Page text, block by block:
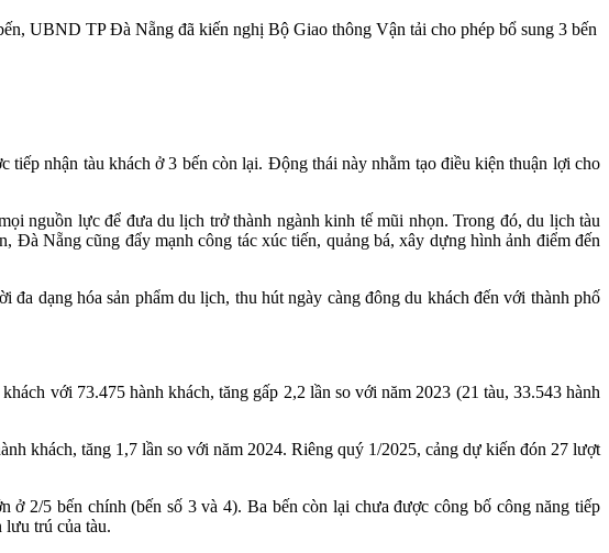
UBND TP Đà Nẵng đã kiến nghị Bộ Giao thông Vận tải cho phép bổ sung 3 bến
nhận tàu khách ở 3 bến còn lại. Động thái này nhằm tạo điều kiện thuận lợi cho
nguồn lực để đưa du lịch trở thành ngành kinh tế mũi nhọn. Trong đó, du lịch tàu
Đà Nẵng cũng đẩy mạnh công tác xúc tiến, quảng bá, xây dựng hình ảnh điểm đến
dạng hóa sản phẩm du lịch, thu hút ngày càng đông du khách đến với thành phố
với 73.475 hành khách, tăng gấp 2,2 lần so với năm 2023 (21 tàu, 33.543 hành
khách, tăng 1,7 lần so với năm 2024. Riêng quý 1/2025, cảng dự kiến đón 27 lượt
2/5 bến chính (bến số 3 và 4). Ba bến còn lại chưa được công bố công năng tiếp
lưu trú của tàu.